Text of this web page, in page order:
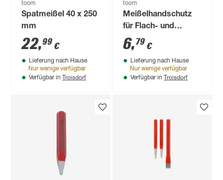
toom
Spatmeißel 40 x 250
mm
22,99 €
Lieferung nach Hause
Nur wenige verfügbar
Verfügbar in Troisdorf
toom
Meißelhandschutz
für Flach- und
Spitzmeißel schwarz
6,79 €
Lieferung nach Hause
Nur wenige verfügbar
Verfügbar in Troisdorf